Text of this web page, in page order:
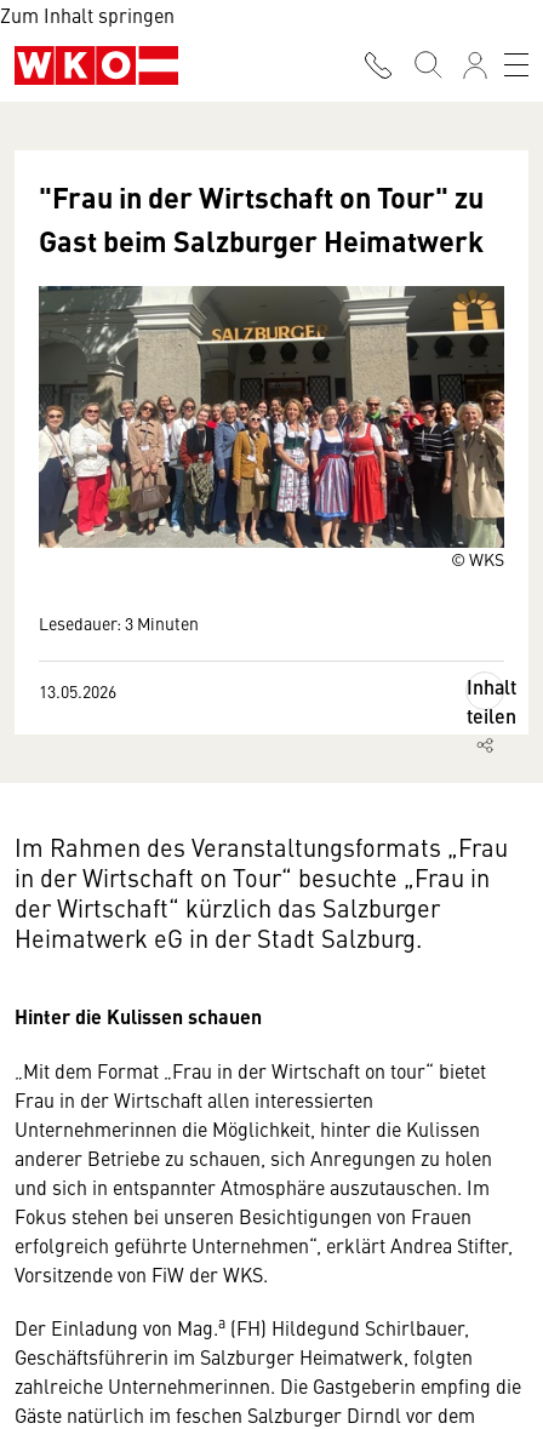
Zum Inhalt springen
© WKS
"Frau in der Wirtschaft on Tour" zu
Gast beim Salzburger Heimatwerk
Lesedauer: 3 Minuten
13.05.2026
Inhalt
teilen
Im Rahmen des Veranstaltungsformats „Frau
in der Wirtschaft on Tour“ besuchte „Frau in
der Wirtschaft“ kürzlich das Salzburger
Heimatwerk eG in der Stadt Salzburg.
Hinter die Kulissen schauen
„Mit dem Format „Frau in der Wirtschaft on tour“ bietet
Frau in der Wirtschaft allen interessierten
Unternehmerinnen die Möglichkeit, hinter die Kulissen
anderer Betriebe zu schauen, sich Anregungen zu holen
und sich in entspannter Atmosphäre auszutauschen. Im
Fokus stehen bei unseren Besichtigungen von Frauen
erfolgreich geführte Unternehmen“, erklärt Andrea Stifter,
Vorsitzende von FiW der WKS.
Der Einladung von Mag.a (FH) Hildegund Schirlbauer,
Geschäftsführerin im Salzburger Heimatwerk, folgten
zahlreiche Unternehmerinnen. Die Gastgeberin empfing die
Gäste natürlich im feschen Salzburger Dirndl vor dem